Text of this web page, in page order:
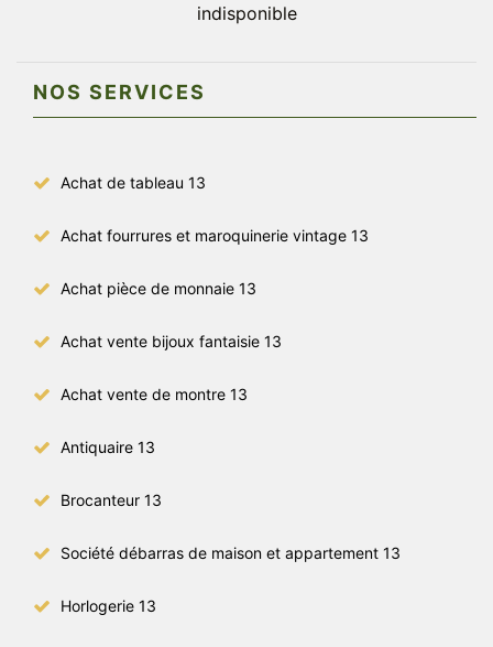
indisponible
NOS SERVICES
Achat de tableau 13
Achat fourrures et maroquinerie vintage 13
Achat pièce de monnaie 13
Achat vente bijoux fantaisie 13
Achat vente de montre 13
Antiquaire 13
Brocanteur 13
Société débarras de maison et appartement 13
Horlogerie 13